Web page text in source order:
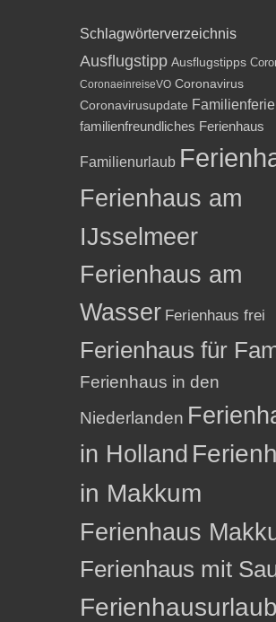
Schlagwörterverzeichnis
Ausflugstipp Ausflugstipps
CoronaeinreiseVO Coronavirus
Coronavirusupdate
familienfreundliches Ferienhaus
Familienurlaub
Ferienhaus am
IJsselmeer
Ferienhaus am
Wasser Ferienhaus frei
Ferienhaus für
Ferienhaus in den
Niederlanden
in Holland
in Makkum
Ferienhaus
Ferienhaus mit
Ferienhausurlaub